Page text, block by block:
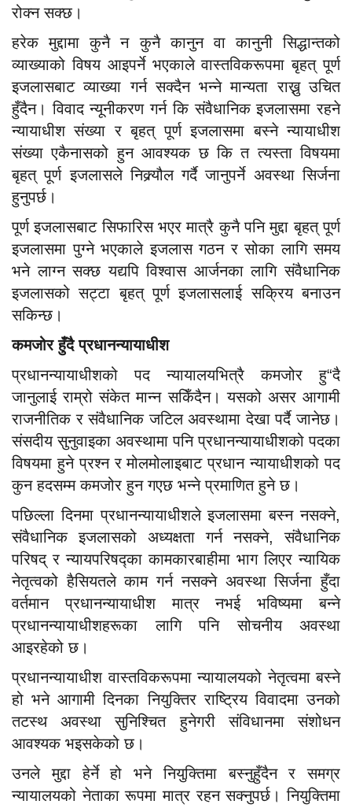
रोक्न सक्छ।
हरेक मुद्दामा कुनै न कुनै कानुन वा कानुनी सिद्धान्तको
व्याख्याको विषय आइपर्ने भएकाले वास्तविकरूपमा बृहत् पूर्ण
इजलासबाट व्याख्या गर्न सक्दैन भन्ने मान्यता राख्नु उचित
हुँदैन। विवाद न्यूनीकरण गर्न कि संवैधानिक इजलासमा रहने
न्यायाधीश संख्या र बृहत् पूर्ण इजलासमा बस्ने न्यायाधीश
संख्या एकैनासको हुन आवश्यक छ कि त त्यस्ता विषयमा
बृहत् पूर्ण इजलासले निक्र्यौल गर्दै जानुपर्ने अवस्था सिर्जना
हुनुपर्छ।
पूर्ण इजलासबाट सिफारिस भएर मात्रै कुनै पनि मुद्दा बृहत् पूर्ण
इजलासमा पुग्ने भएकाले इजलास गठन र सोका लागि समय
भने लाग्न सक्छ यद्यपि विश्वास आर्जनका लागि संवैधानिक
इजलासको सट्टा बृहत् पूर्ण इजलासलाई सक्रिय बनाउन
सकिन्छ।
कमजोर हुँदै प्रधानन्यायाधीश
प्रधानन्यायाधीशको पद न्यायालयभित्रै कमजोर हु“दै
जानुलाई राम्रो संकेत मान्न सकिँदैन। यसको असर आगामी
राजनीतिक र संवैधानिक जटिल अवस्थामा देखा पर्दै जानेछ।
संसदीय सुनुवाइका अवस्थामा पनि प्रधानन्यायाधीशको पदका
विषयमा हुने प्रश्न र मोलमोलाइबाट प्रधान न्यायाधीशको पद
कुन हदसम्म कमजोर हुन गएछ भन्ने प्रमाणित हुने छ।
पछिल्ला दिनमा प्रधानन्यायाधीशले इजलासमा बस्न नसक्ने,
संवैधानिक इजलासको अध्यक्षता गर्न नसक्ने, संवैधानिक
परिषद् र न्यायपरिषद्का कामकारबाहीमा भाग लिएर न्यायिक
नेतृत्वको हैसियतले काम गर्न नसक्ने अवस्था सिर्जना हुँदा
वर्तमान प्रधानन्यायाधीश मात्र नभई भविष्यमा बन्ने
प्रधानन्यायाधीशहरूका लागि पनि सोचनीय अवस्था
आइरहेको छ।
प्रधानन्यायाधीश वास्तविकरूपमा न्यायालयको नेतृत्वमा बस्ने
हो भने आगामी दिनका नियुक्तिर राष्ट्रिय विवादमा उनको
तटस्थ अवस्था सुनिश्चित हुनेगरी संविधानमा संशोधन
आवश्यक भइसकेको छ।
उनले मुद्दा हेर्ने हो भने नियुक्तिमा बस्नुहुँदैन र समग्र
न्यायालयको नेताका रूपमा मात्र रहन सक्नुपर्छ। नियुक्तिमा